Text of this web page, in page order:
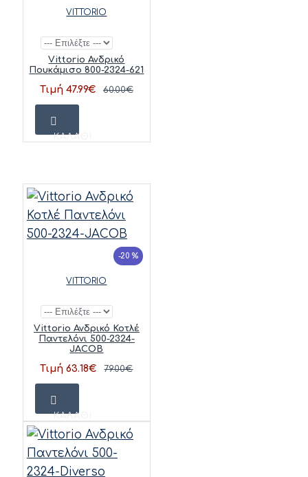
VITTORIO
Vittorio Ανδρικό
Πουκάμισο 800-2324-621
Τιμή 47.99€ 60.00€
ΚΑΛΆΘΙ
-20 %
VITTORIO
Vittorio Ανδρικό Κοτλέ
Παντελόνι 500-2324-
JACOB
Τιμή 63.18€ 79.00€
ΚΑΛΆΘΙ